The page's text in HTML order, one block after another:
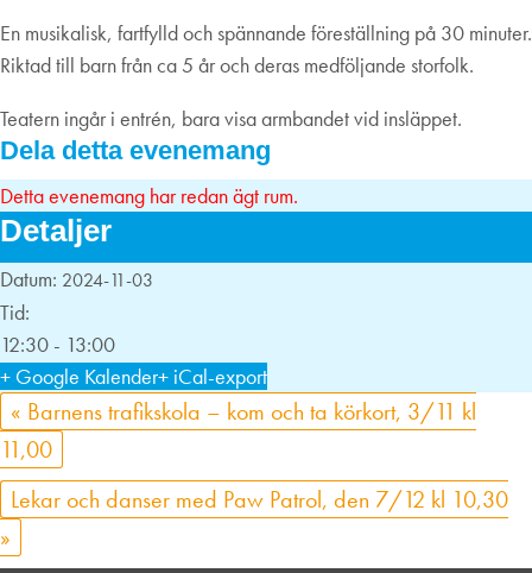
En musikalisk, fartfylld och spännande föreställning på 30 minuter.
Riktad till barn från ca 5 år och deras medföljande storfolk.
Teatern ingår i entrén, bara visa armbandet vid insläppet.
Dela detta evenemang
Detta evenemang har redan ägt rum.
Detaljer
Datum: 2024-11-03
Tid:
12:30 - 13:00
+ Google Kalender+ iCal-export
« Barnens trafikskola – kom och ta körkort, 3/11 kl
11,00
Lekar och danser med Paw Patrol, den 7/12 kl 10,30
»